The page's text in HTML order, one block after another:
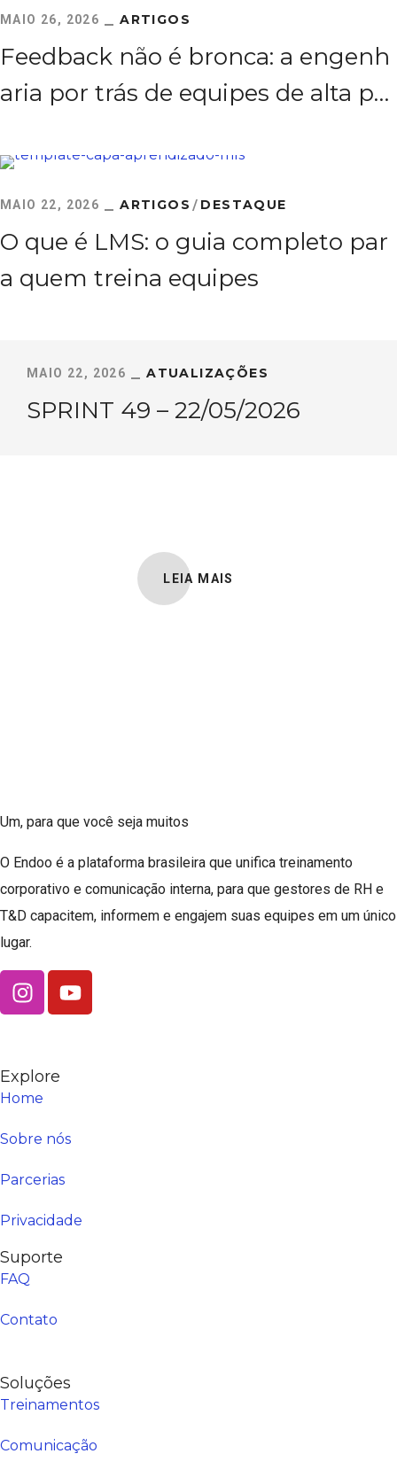
MAIO 26, 2026 ARTIGOS
Feedback não é bronca: a engenh
aria por trás de equipes de alta per
MAIO 22, 2026 ARTIGOS DESTAQUE
O que é LMS: o guia completo par
a quem treina equipes
MAIO 22, 2026 ATUALIZAÇÕES
SPRINT 49 – 22/05/2026
LEIA MAIS
Um, para que você seja muitos
O Endoo é a plataforma brasileira que unifica treinamento
corporativo e comunicação interna, para que gestores de RH e
T&D capacitem, informem e engajem suas equipes em um único
lugar.
Explore
Home
Sobre nós
Parcerias
Privacidade
Suporte
FAQ
Contato
Soluções
Treinamentos
Comunicação